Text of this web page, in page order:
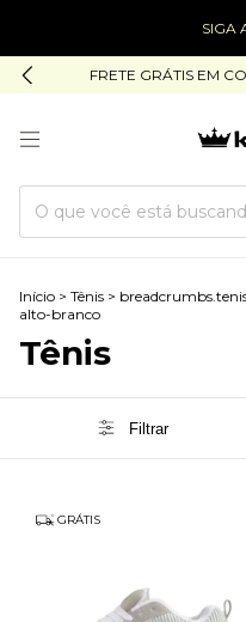
SIGA A
FRETE GRÁTIS EM
Início > Tênis >
alto-branco
Tênis
Filtrar
GRÁTIS